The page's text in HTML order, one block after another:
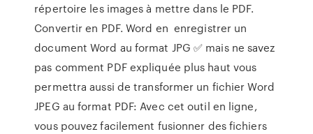
répertoire les images à mettre dans le PDF.
Convertir en PDF. Word en enregistrer un
document Word au format JPG ✅ mais ne savez
pas comment PDF expliquée plus haut vous
permettra aussi de transformer un fichier Word
JPEG au format PDF: Avec cet outil en ligne,
vous pouvez facilement fusionner des fichiers